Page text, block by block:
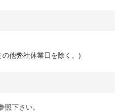
他弊社休業日を除く。)
照下さい。